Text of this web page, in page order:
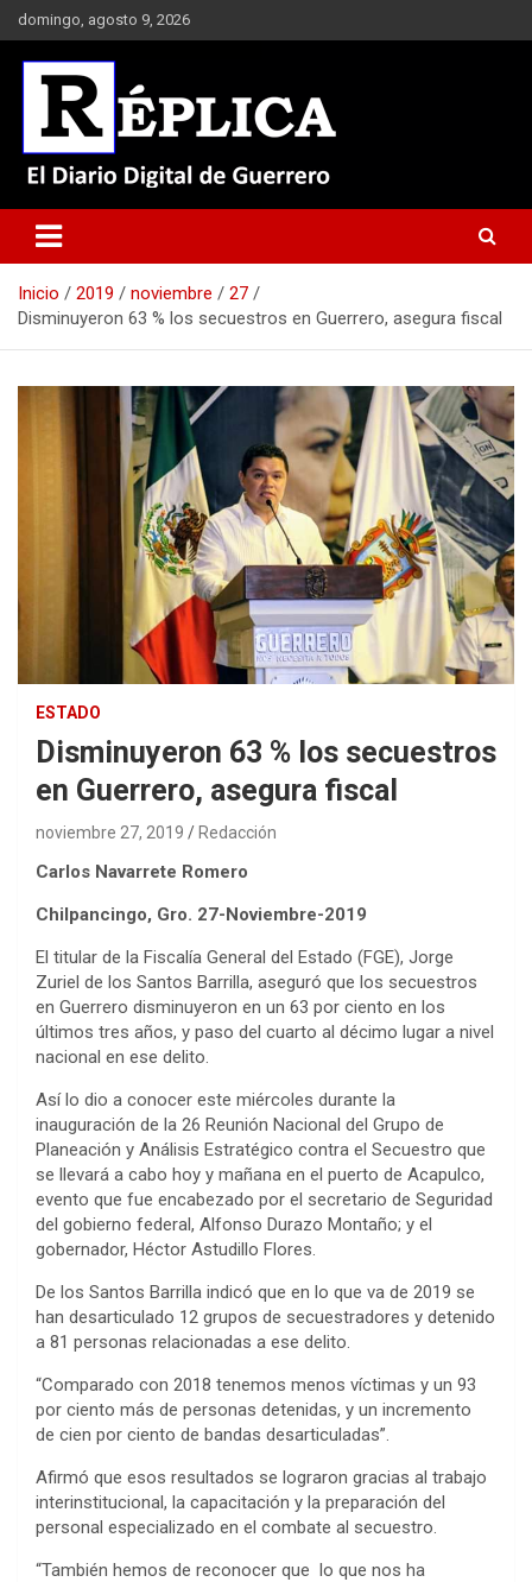
Saltar
al
contenido
domingo, agosto 9, 2026
Réplica
Inicio 2019 noviembre
27
Disminuyeron 63 % los secuestros en Guerrero, asegura fiscal
ESTADO
Disminuyeron 63 % los secuestros
en Guerrero, asegura fiscal
noviembre 27, 2019 Redacción
Carlos Navarrete Romero
Chilpancingo, Gro. 27-Noviembre-2019
El titular de la Fiscalía General del Estado (FGE), Jorge
Zuriel de los Santos Barrilla, aseguró que los secuestros
en Guerrero disminuyeron en un 63 por ciento en los
últimos tres años, y paso del cuarto al décimo lugar a nivel
nacional en ese delito.
Así lo dio a conocer este miércoles durante la
inauguración de la 26 Reunión Nacional del Grupo de
Planeación y Análisis Estratégico contra el Secuestro que
se llevará a cabo hoy y mañana en el puerto de Acapulco,
evento que fue encabezado por el secretario de Seguridad
del gobierno federal, Alfonso Durazo Montaño; y el
gobernador, Héctor Astudillo Flores.
De los Santos Barrilla indicó que en lo que va de 2019 se
han desarticulado 12 grupos de secuestradores y detenido
a 81 personas relacionadas a ese delito.
“Comparado con 2018 tenemos menos víctimas y un 93
por ciento más de personas detenidas, y un incremento
de cien por ciento de bandas desarticuladas”.
Afirmó que esos resultados se lograron gracias al trabajo
interinstitucional, la capacitación y la preparación del
personal especializado en el combate al secuestro.
“También hemos de reconocer que lo que nos ha